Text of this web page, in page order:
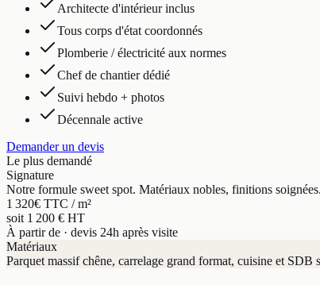
Architecte d'intérieur inclus
Tous corps d'état coordonnés
Plomberie / électricité aux normes
Chef de chantier dédié
Suivi hebdo + photos
Décennale active
Demander un devis
Le plus demandé
Signature
Notre formule sweet spot. Matériaux nobles, finitions soignées.
1 320€ TTC / m²
soit 1 200 € HT
À partir de · devis 24h après visite
Matériaux
Parquet massif chêne, carrelage grand format, cuisine et SDB